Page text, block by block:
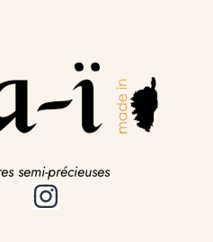
semi-précieuses